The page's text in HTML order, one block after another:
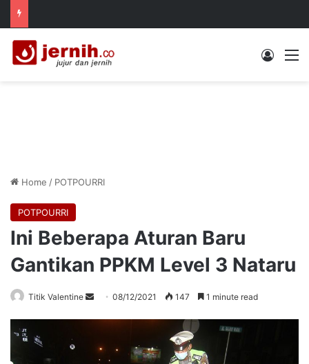
Log In
Home / POTPOURRI
POTPOURRI
Ini Beberapa Aturan Baru
Gantikan PPKM Level 3 Nataru
Titik Valentine
Send08/12/2021 147 1 minute read